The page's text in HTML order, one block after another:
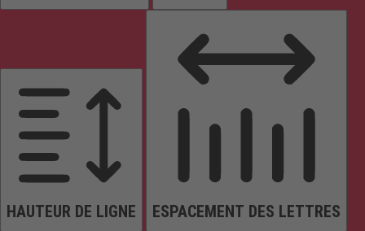
HAUTEUR DE LIGNE ESPACEMENT DES LETTRES